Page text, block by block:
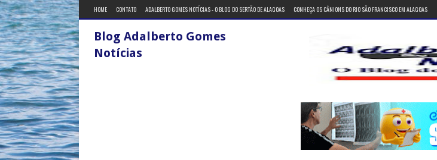
HOME CONTATO ADALBERTO GOMES NOTÍCIAS - O BLOG DO SERTÃO DE ALAGOAS CONHEÇA OS CÂNIONS DO RIO SÃO FRANCISCO EM ALAGOAS
Blog Adalberto Gomes
Notícias